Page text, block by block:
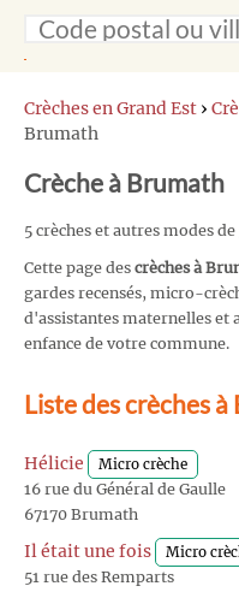
Crèches en Grand Est ›
Brumath
Crèche à Brumath
5 crèches et autres modes
Cette page des crèches à
gardes recensés, micro-
d'assistantes maternelles et
enfance de votre commune.
Liste des crèches
Hélicie Micro crèche
16 rue du Général de Gaulle
67170 Brumath
Il était une fois Micro
51 rue des Remparts